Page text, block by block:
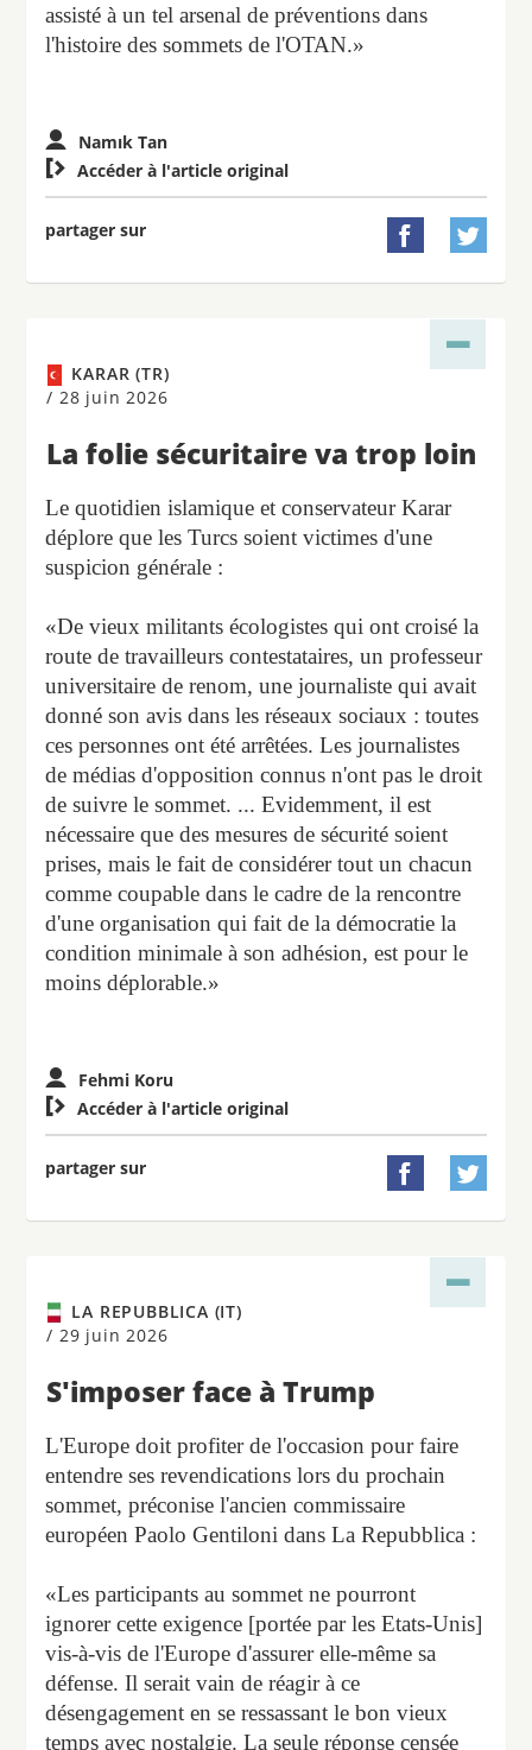
assisté à un tel arsenal de préventions dans
l'histoire des sommets de l'OTAN.»
Namık Tan
 Accéder à l'article original
partager sur  
KARAR (TR)
/ 28 juin 2026
La folie sécuritaire va trop loin
Le quotidien islamique et conservateur Karar
déplore que les Turcs soient victimes d'une
suspicion générale :
«De vieux militants écologistes qui ont croisé la
route de travailleurs contestataires, un professeur
universitaire de renom, une journaliste qui avait
donné son avis dans les réseaux sociaux : toutes
ces personnes ont été arrêtées. Les journalistes
de médias d'opposition connus n'ont pas le droit
de suivre le sommet. ... Evidemment, il est
nécessaire que des mesures de sécurité soient
prises, mais le fait de considérer tout un chacun
comme coupable dans le cadre de la rencontre
d'une organisation qui fait de la démocratie la
condition minimale à son adhésion, est pour le
moins déplorable.»
Fehmi Koru
 Accéder à l'article original
partager sur  
LA REPUBBLICA (IT)
/ 29 juin 2026
S'imposer face à Trump
L'Europe doit profiter de l'occasion pour faire
entendre ses revendications lors du prochain
sommet, préconise l'ancien commissaire
européen Paolo Gentiloni dans La Repubblica :
«Les participants au sommet ne pourront
ignorer cette exigence [portée par les Etats-Unis]
vis-à-vis de l'Europe d'assurer elle-même sa
défense. Il serait vain de réagir à ce
désengagement en se ressassant le bon vieux
temps avec nostalgie. La seule réponse censée